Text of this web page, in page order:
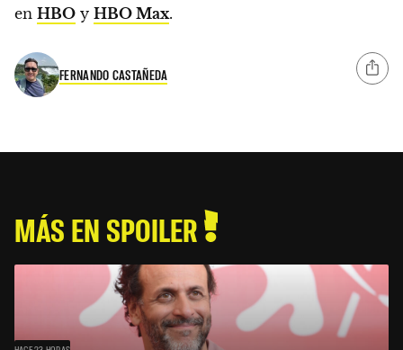
en HBO y HBO Max.
FERNANDO CASTAÑEDA
MÁS EN SPOILER